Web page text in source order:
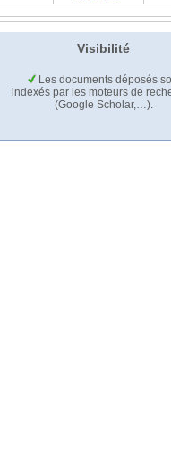
Visibilité
Les documents déposés
indexés par les moteurs de
(Google Scholar,…).